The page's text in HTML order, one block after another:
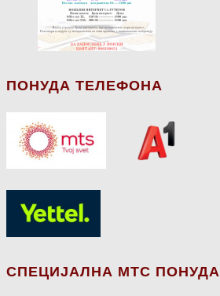
ПОНУДА ТЕЛЕФОНА
СПЕЦИЈАЛНА МТС ПОНУДА